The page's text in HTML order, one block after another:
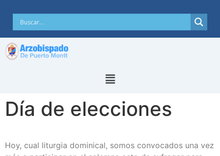
Día de elecciones
Hoy, cual liturgia dominical, somos convocados una vez